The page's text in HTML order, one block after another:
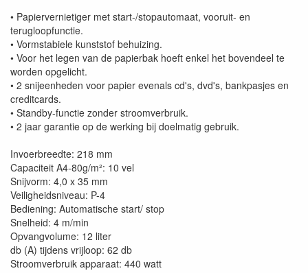
• Papiervernietiger met start-/stopautomaat, vooruit- en
terugloopfunctie.
• Vormstabiele kunststof behuizing.
• Voor het legen van de papierbak hoeft enkel het bovendeel te
worden opgelicht.
• 2 snijeenheden voor papier evenals cd's, dvd's, bankpasjes en
creditcards.
• Standby-functie zonder stroomverbruik.
• 2 jaar garantie op de werking bij doelmatig gebruik.
Invoerbreedte: 218 mm
Capaciteit A4-80g/m²: 10 vel
Snijvorm: 4,0 x 35 mm
Veiligheidsniveau: P-4
Bediening: Automatische start/ stop
Snelheid: 4 m/min
Opvangvolume: 12 liter
db (A) tijdens vrijloop: 62 db
Stroomverbruik apparaat: 440 watt